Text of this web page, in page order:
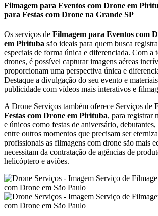
Filmagem para Eventos com Drone em
para Festas com Drone na Grande SP
Os serviços de Filmagem para Eventos com
em Pirituba são ideais para quem busca
especiais de forma única e diferenciada. Com a
drones, é possível capturar imagens aéreas
proporcionam uma perspectiva única e
Destaque a divulgação do seu evento e
publicidade com vídeos mais interativos e
A Drone Serviços também oferece Serviços de
Festas com Drone em Pirituba, para registrar
e únicos como festas de aniversário,
entre outros momentos que precisam ser
profissionais as filmagens com drone são mais
necessitam da contratação de agências de
helicóptero e aviões.